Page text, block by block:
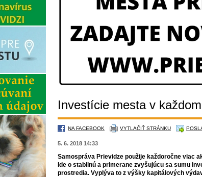
Investície mesta v
NA FACEBOOK VYTLAČIŤ STRÁNKU
5. 6. 2018 14:33
Samospráva Prievidze použije každoročne viac
Ide o stabilnú a primerane zvyšujúcu sa sumu
prostredia. Vyplýva to z výšky kapitálových